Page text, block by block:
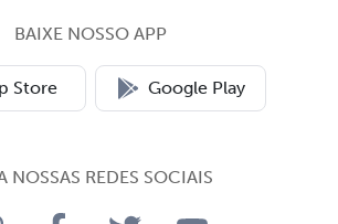
BAIXE NOSSO APP
Store Google Play
NOSSAS REDES SOCIAIS